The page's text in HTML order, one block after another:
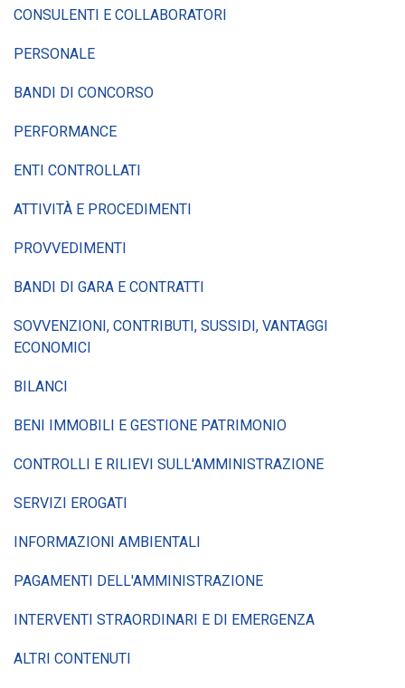
CONSULENTI E COLLABORATORI
PERSONALE
BANDI DI CONCORSO
PERFORMANCE
ENTI CONTROLLATI
ATTIVITÀ E PROCEDIMENTI
PROVVEDIMENTI
BANDI DI GARA E CONTRATTI
SOVVENZIONI, CONTRIBUTI, SUSSIDI, VANTAGGI
ECONOMICI
BILANCI
BENI IMMOBILI E GESTIONE PATRIMONIO
CONTROLLI E RILIEVI SULL'AMMINISTRAZIONE
SERVIZI EROGATI
INFORMAZIONI AMBIENTALI
PAGAMENTI DELL'AMMINISTRAZIONE
INTERVENTI STRAORDINARI E DI EMERGENZA
ALTRI CONTENUTI